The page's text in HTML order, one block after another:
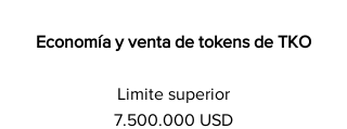
Economía y venta de tokens de TKO
Limite superior
7.500.000 USD